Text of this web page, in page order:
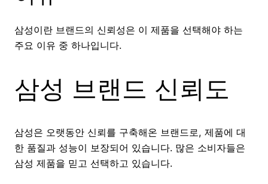
삼성이란 브랜드의 신뢰성은 이 제품을 선택해야 하는
주요 이유 중 하나입니다.
삼성 브랜드 신뢰도
삼성은 오랫동안 신뢰를 구축해온 브랜드로, 제품에 대
한 품질과 성능이 보장되어 있습니다. 많은 소비자들은
삼성 제품을 믿고 선택하고 있습니다.